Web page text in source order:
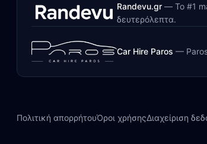
Randevu.gr — Το #1
δευτερόλεπτα.
Car Hire Paros —
Πολιτική απορρήτουΌροι χρήσηςΔιαχείριση